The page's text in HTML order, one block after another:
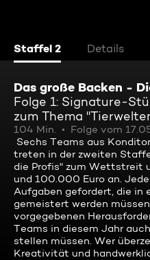
Staffel 2 Details
Das große Backen -
Folge 1: Signature-
zum Thema
104 Min. Folge vom
Sechs Teams aus
treten in der zweiten
die Profis" zum Wettstreit
und 100.000 Euro an.
Aufgaben gefordert, die in
gemeistert werden
vorgegebenen
Teams in diesem Jahr
stellen müssen. Wer
Kreativität und